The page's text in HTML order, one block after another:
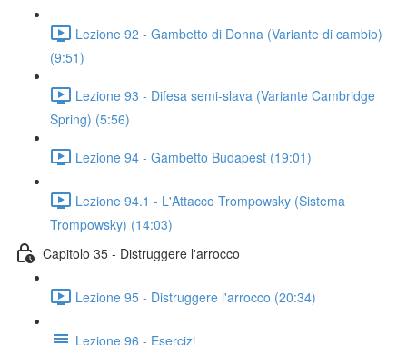
Lezione 92 - Gambetto di Donna (Variante di cambio)
(9:51)
Lezione 93 - Difesa semi-slava (Variante Cambridge
Spring) (5:56)
Lezione 94 - Gambetto Budapest (19:01)
Lezione 94.1 - L'Attacco Trompowsky (Sistema
Trompowsky) (14:03)
Capitolo 35 - Distruggere l'arrocco
Lezione 95 - Distruggere l'arrocco (20:34)
Lezione 96 - Esercizi